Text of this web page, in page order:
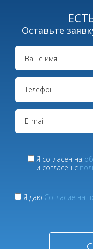
Оставьте
Я согласен на
и согласен с
Я даю Согласие на